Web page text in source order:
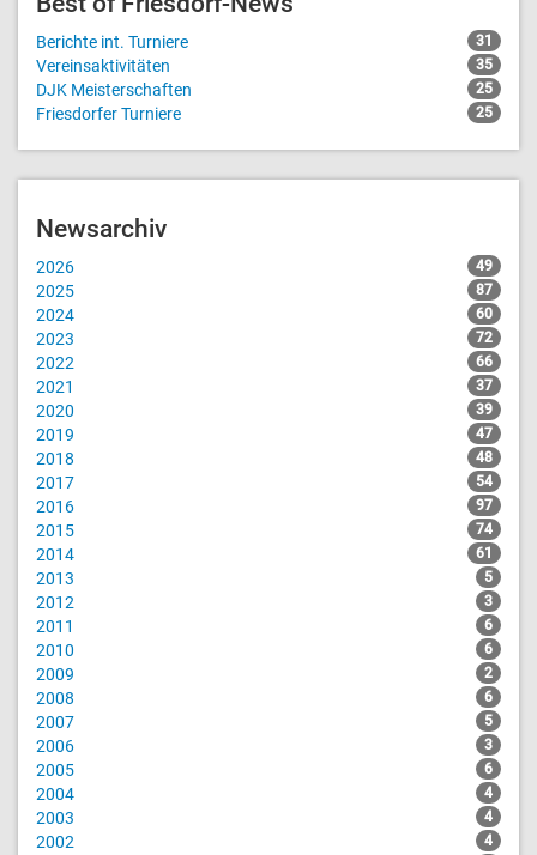
Berichte int. Turniere 31
Vereinsaktivitäten 35
DJK Meisterschaften 25
Friesdorfer Turniere 25
Newsarchiv
2026 49
2025 87
2024 60
2023 72
2022 66
2021 37
2020 39
2019 47
2018 48
2017 54
2016 97
2015 74
2014 61
2013 5
2012 3
2011 6
2010 6
2009 2
2008 6
2007 5
2006 3
2005 6
2004 4
2003 4
2002 4